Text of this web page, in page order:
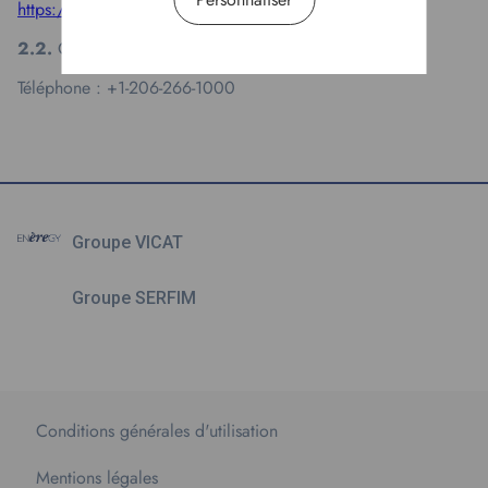
https://aws.amazon.com/fr/paris/
2.2. Contact de l’hébergeur :
Téléphone : +1-206-266-1000
Groupe VICAT
Groupe SERFIM
Conditions générales d'utilisation
Mentions légales